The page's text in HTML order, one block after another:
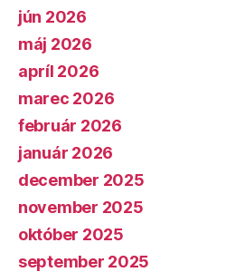
jún 2026
máj 2026
apríl 2026
marec 2026
február 2026
január 2026
december 2025
november 2025
október 2025
september 2025